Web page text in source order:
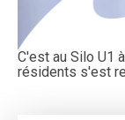
C'est au Silo U1
résidents s'est